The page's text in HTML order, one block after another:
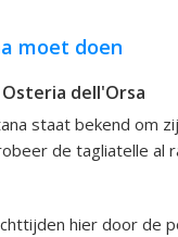
moet doen
dell'Orsa
staat bekend om
de tagliatelle al
hier door de